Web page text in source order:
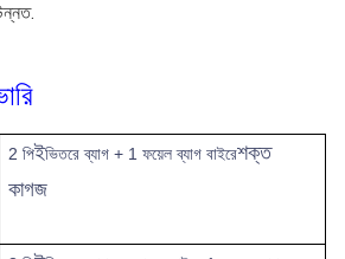
2 পিইভিতরে ব্যাগ + 1 ফয়েল ব্যাগ বাইরেশক্ত
কাগজ